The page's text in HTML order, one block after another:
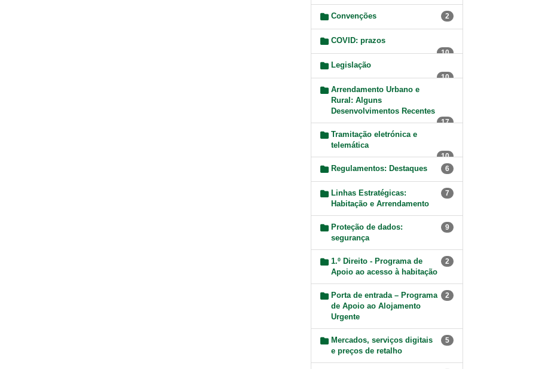
Convenções 2
COVID: prazos
10
Legislação
10
Arrendamento Urbano e
Rural: Alguns
Desenvolvimentos Recentes
17
Tramitação eletrónica e
telemática
10
Regulamentos: Destaques 6
Linhas Estratégicas:
Habitação e Arrendamento
7
Proteção de dados:
segurança
9
1.º Direito - Programa de
Apoio ao acesso à habitação
2
Porta de entrada – Programa
de Apoio ao Alojamento
Urgente
2
Mercados, serviços digitais
e preços de retalho
5